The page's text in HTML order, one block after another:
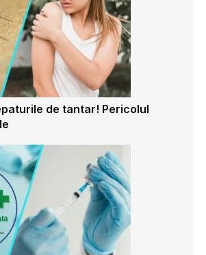
de tantar! Pericolul